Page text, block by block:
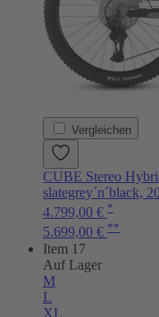
Vergleichen
CUBE Stereo
slategrey´n´black,
4.799,00 € *
5.699,00 € **
Item 17
Auf Lager
M
L
XL